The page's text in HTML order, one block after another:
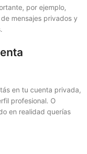
por ejemplo,
mensajes privados y
en tu cuenta privada,
profesional. O
en realidad querías